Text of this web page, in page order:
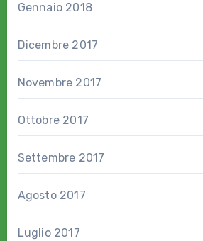
Gennaio 2018
Dicembre 2017
Novembre 2017
Ottobre 2017
Settembre 2017
Agosto 2017
Luglio 2017